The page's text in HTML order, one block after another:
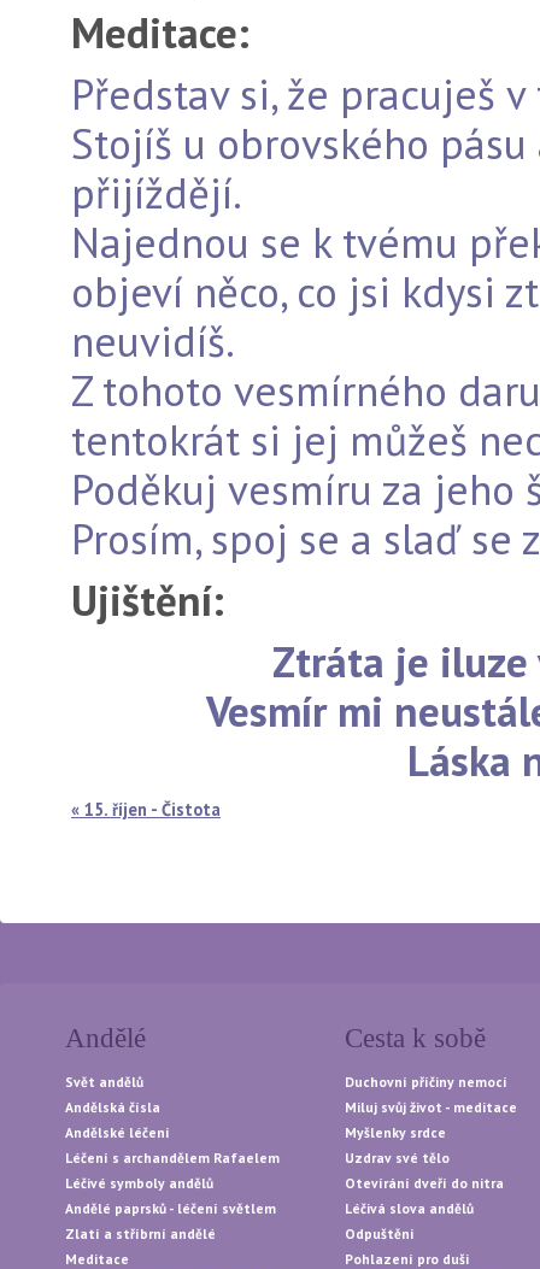
Meditace:
Představ si, že pracuješ
Stojíš u obrovského
přijíždějí.
Najednou se k tvému
objeví něco, co jsi kdysi
neuvidíš.
Z tohoto vesmírného
tentokrát si jej můžeš
Poděkuj vesmíru za jeho
Prosím, spoj se a slaď se
Ujištění:
Ztráta je iluze
Vesmír mi
Láska
« 15. říjen - Čistota
Andělé
Svět andělů
Andělská čísla
Andělské léčení
Léčení s archandělem Rafaelem
Léčivé symboly andělů
Andělé paprsků - léčení světlem
Zlatí a stříbrní andělé
Meditace
Cesta k sobě
Duchovní příčiny nemocí
Miluj svůj život - meditace
Myšlenky srdce
Uzdrav své tělo
Otevírání dveří do nitra
Léčivá slova andělů
Odpuštění
Pohlazení pro duši